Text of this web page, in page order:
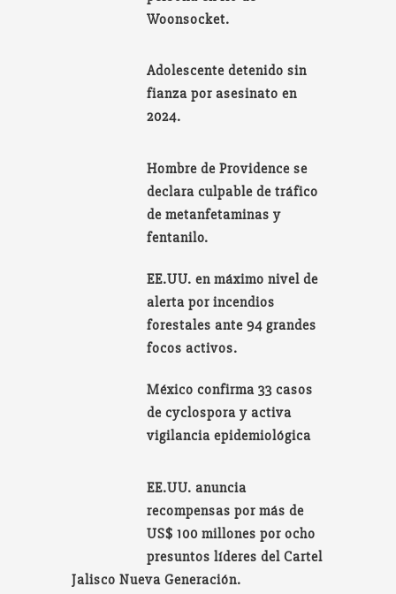
Woonsocket.
Adolescente detenido sin
fianza por asesinato en
2024.
Hombre de Providence se
declara culpable de tráfico
de metanfetaminas y
fentanilo.
EE.UU. en máximo nivel de
alerta por incendios
forestales ante 94 grandes
focos activos.
México confirma 33 casos
de cyclospora y activa
vigilancia epidemiológica
EE.UU. anuncia
recompensas por más de
US$ 100 millones por ocho
presuntos líderes del Cartel
Jalisco Nueva Generación.